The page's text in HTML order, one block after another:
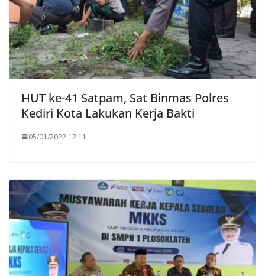
HUT ke-41 Satpam, Sat Binmas Polres
Kediri Kota Lakukan Kerja Bakti
05/01/2022 12:11